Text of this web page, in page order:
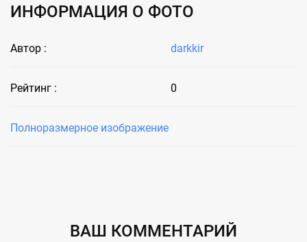
ИНФОРМАЦИЯ О ФОТО
Автор : darkkir
Рейтинг : 0
Полноразмерное изображение
ВАШ КОММЕНТАРИЙ